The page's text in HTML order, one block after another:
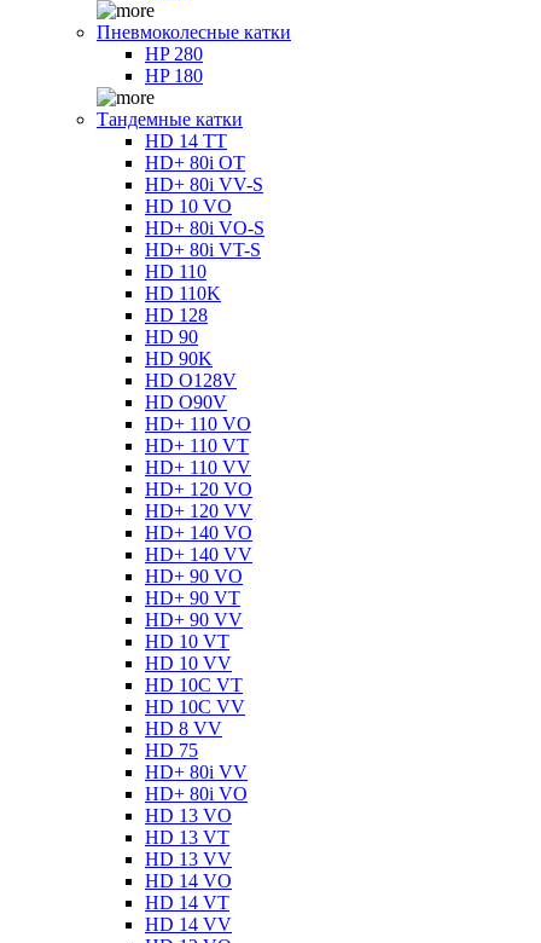
Пневмоколесные катки
HP 280
HP 180
Тандемные катки
HD 14 TT
HD+ 80i OT
HD+ 80i VV-S
HD 10 VO
HD+ 80i VO-S
HD+ 80i VT-S
HD 110
HD 110K
HD 128
HD 90
HD 90K
HD O128V
HD O90V
HD+ 110 VO
HD+ 110 VT
HD+ 110 VV
HD+ 120 VO
HD+ 120 VV
HD+ 140 VO
HD+ 140 VV
HD+ 90 VO
HD+ 90 VT
HD+ 90 VV
HD 10 VT
HD 10 VV
HD 10C VT
HD 10C VV
HD 8 VV
HD 75
HD+ 80i VV
HD+ 80i VO
HD 13 VO
HD 13 VT
HD 13 VV
HD 14 VO
HD 14 VT
HD 14 VV